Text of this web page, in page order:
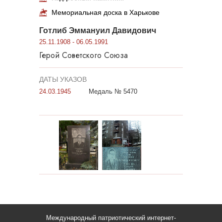
Мемориальная доска в Харькове
Готлиб Эммануил Давидович
25.11.1908 - 06.05.1991
Герой Советского Союза
ДАТЫ УКАЗОВ
24.03.1945 Медаль № 5470
Международный патриотический интернет-